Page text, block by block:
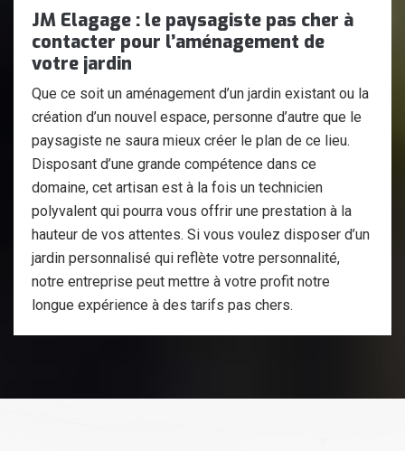
JM Elagage : le paysagiste pas cher à
contacter pour l’aménagement de
votre jardin
Que ce soit un aménagement d’un jardin existant ou la
création d’un nouvel espace, personne d’autre que le
paysagiste ne saura mieux créer le plan de ce lieu.
Disposant d’une grande compétence dans ce
domaine, cet artisan est à la fois un technicien
polyvalent qui pourra vous offrir une prestation à la
hauteur de vos attentes. Si vous voulez disposer d’un
jardin personnalisé qui reflète votre personnalité,
notre entreprise peut mettre à votre profit notre
longue expérience à des tarifs pas chers.